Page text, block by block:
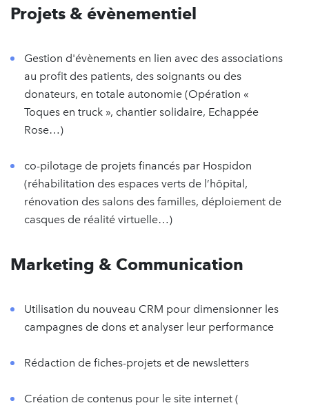
Projets & évènementiel
Gestion d'évènements en lien avec des associations
au profit des patients, des soignants ou des
donateurs, en totale autonomie (Opération «
Toques en truck », chantier solidaire, Echappée
Rose…)
co-pilotage de projets financés par Hospidon
(réhabilitation des espaces verts de l’hôpital,
rénovation des salons des familles, déploiement de
casques de réalité virtuelle…)
Marketing & Communication
Utilisation du nouveau CRM pour dimensionner les
campagnes de dons et analyser leur performance
Rédaction de fiches-projets et de newsletters
Création de contenus pour le site internet (